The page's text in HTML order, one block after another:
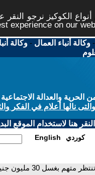
الكوكيز نرجو
experience on our
-وكالة أنباء العمال -وكالة
والعدالة الاجتماعية
نالها أعلام في الفكر
هنا لاستخدام الموقع
English كوردي
- ما هي العقوبة